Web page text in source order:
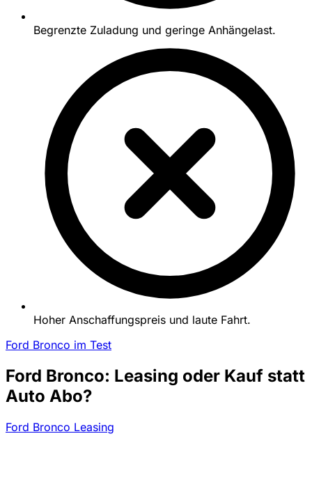
Begrenzte Zuladung und geringe Anhängelast.
Hoher Anschaffungspreis und laute Fahrt.
Ford Bronco im Test
Ford Bronco: Leasing oder Kauf statt
Auto Abo?
Ford Bronco Leasing